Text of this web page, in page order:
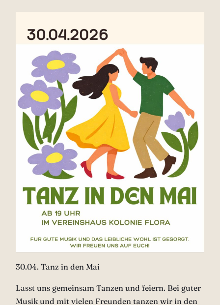
30.04. Tanz in den Mai
Lasst uns gemeinsam Tanzen und feiern. Bei guter
Musik und mit vielen Freunden tanzen wir in den